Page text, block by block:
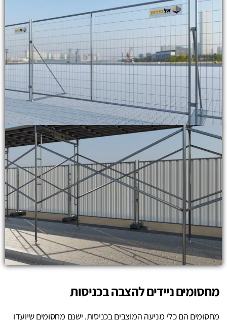
מחסומים ניידים להצבה בכניסות
מחסומים הם כלי מניעה המוצבים בכניסות. ישנם מחסומים שיועדו